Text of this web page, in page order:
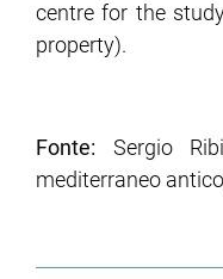
centre for the
property).
Fonte: Sergio
mediterraneo